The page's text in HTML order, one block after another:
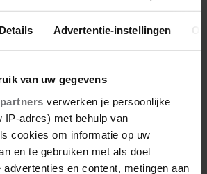
Details Advertentie-instellingen
van uw gegevens
verwerken je persoonlijke
IP-adres) met behulp van
cookies om informatie op uw
en te gebruiken met als doel
advertenties en content, metingen aan